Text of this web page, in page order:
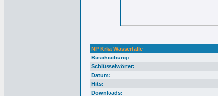
NP Krka Wasserfälle
Beschreibung:
Schlüsselwörter:
Datum:
Hits:
Downloads: